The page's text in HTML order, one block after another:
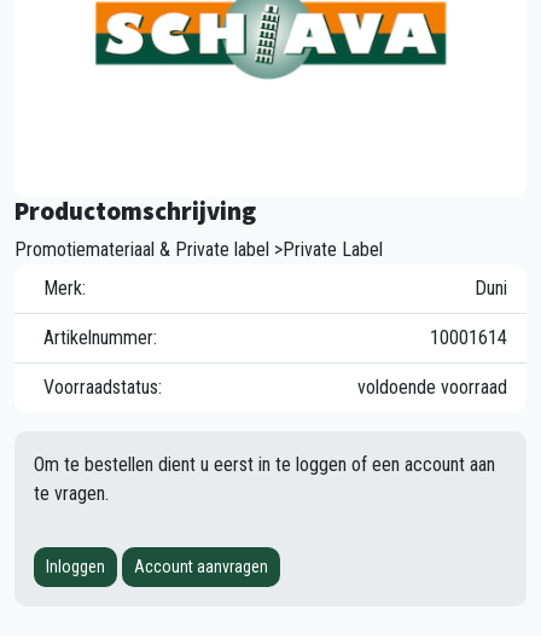
Productomschrijving
Promotiemateriaal & Private label >Private Label
Merk:
Duni
Artikelnummer: 10001614
Voorraadstatus: voldoende voorraad
Om te bestellen dient u eerst in te loggen of een account aan
te vragen.
Inloggen Account aanvragen